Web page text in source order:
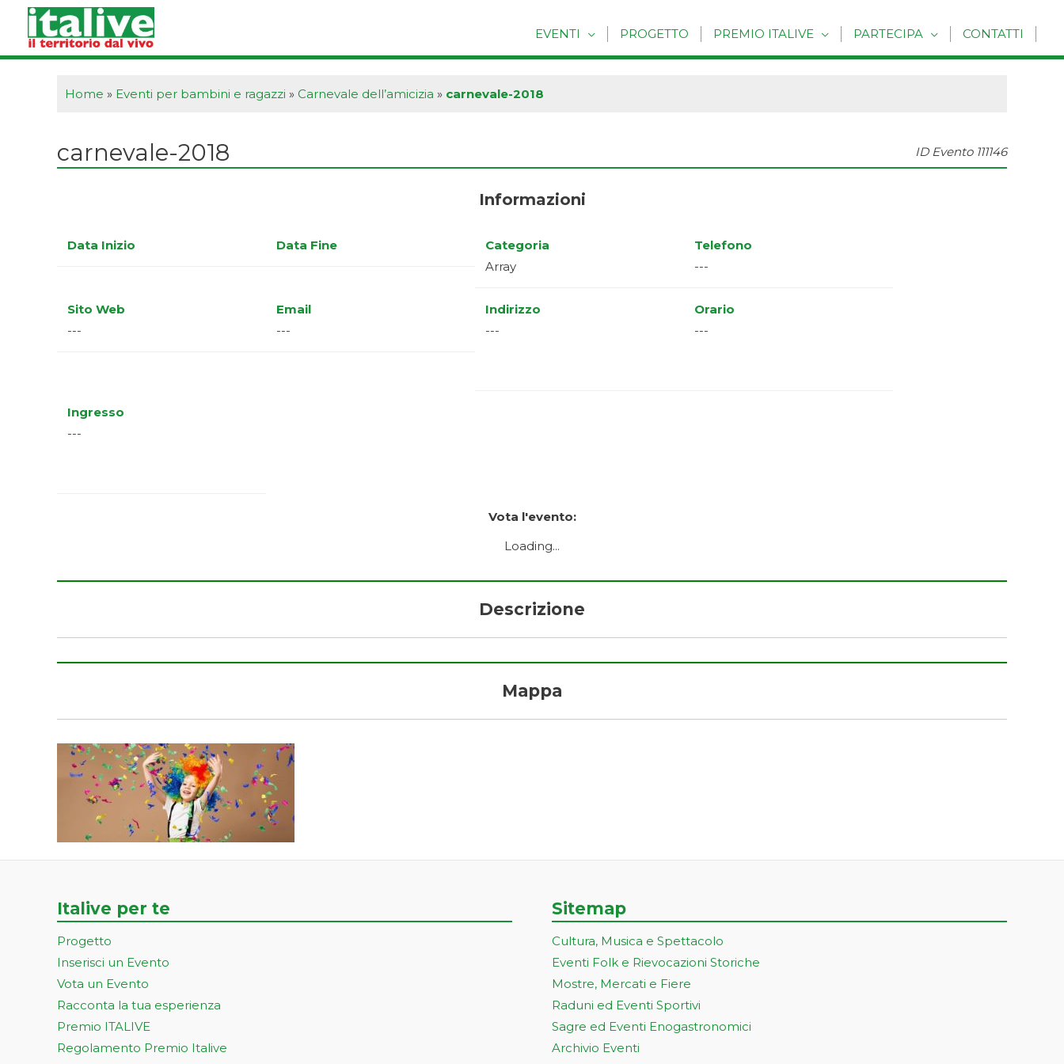
contenuto
EVENTI PROGETTO PREMIO ITALIVE PARTECIPA CONTATTI
Home » Eventi per bambini e ragazzi » Carnevale dell’amicizia » carnevale-2018
carnevale-2018 ID Evento 111146
Informazioni
Data Inizio Data Fine
Categoria
Array
Telefono
---
Sito Web
---
Email
---
Indirizzo
---
Orario
---
Ingresso
---
Vota l'evento:
Loading...
Descrizione
Mappa
Italive per te
Progetto
Inserisci un Evento
Vota un Evento
Racconta la tua esperienza
Premio ITALIVE
Regolamento Premio Italive
Sitemap
Cultura, Musica e Spettacolo
Eventi Folk e Rievocazioni Storiche
Mostre, Mercati e Fiere
Raduni ed Eventi Sportivi
Sagre ed Eventi Enogastronomici
Archivio Eventi